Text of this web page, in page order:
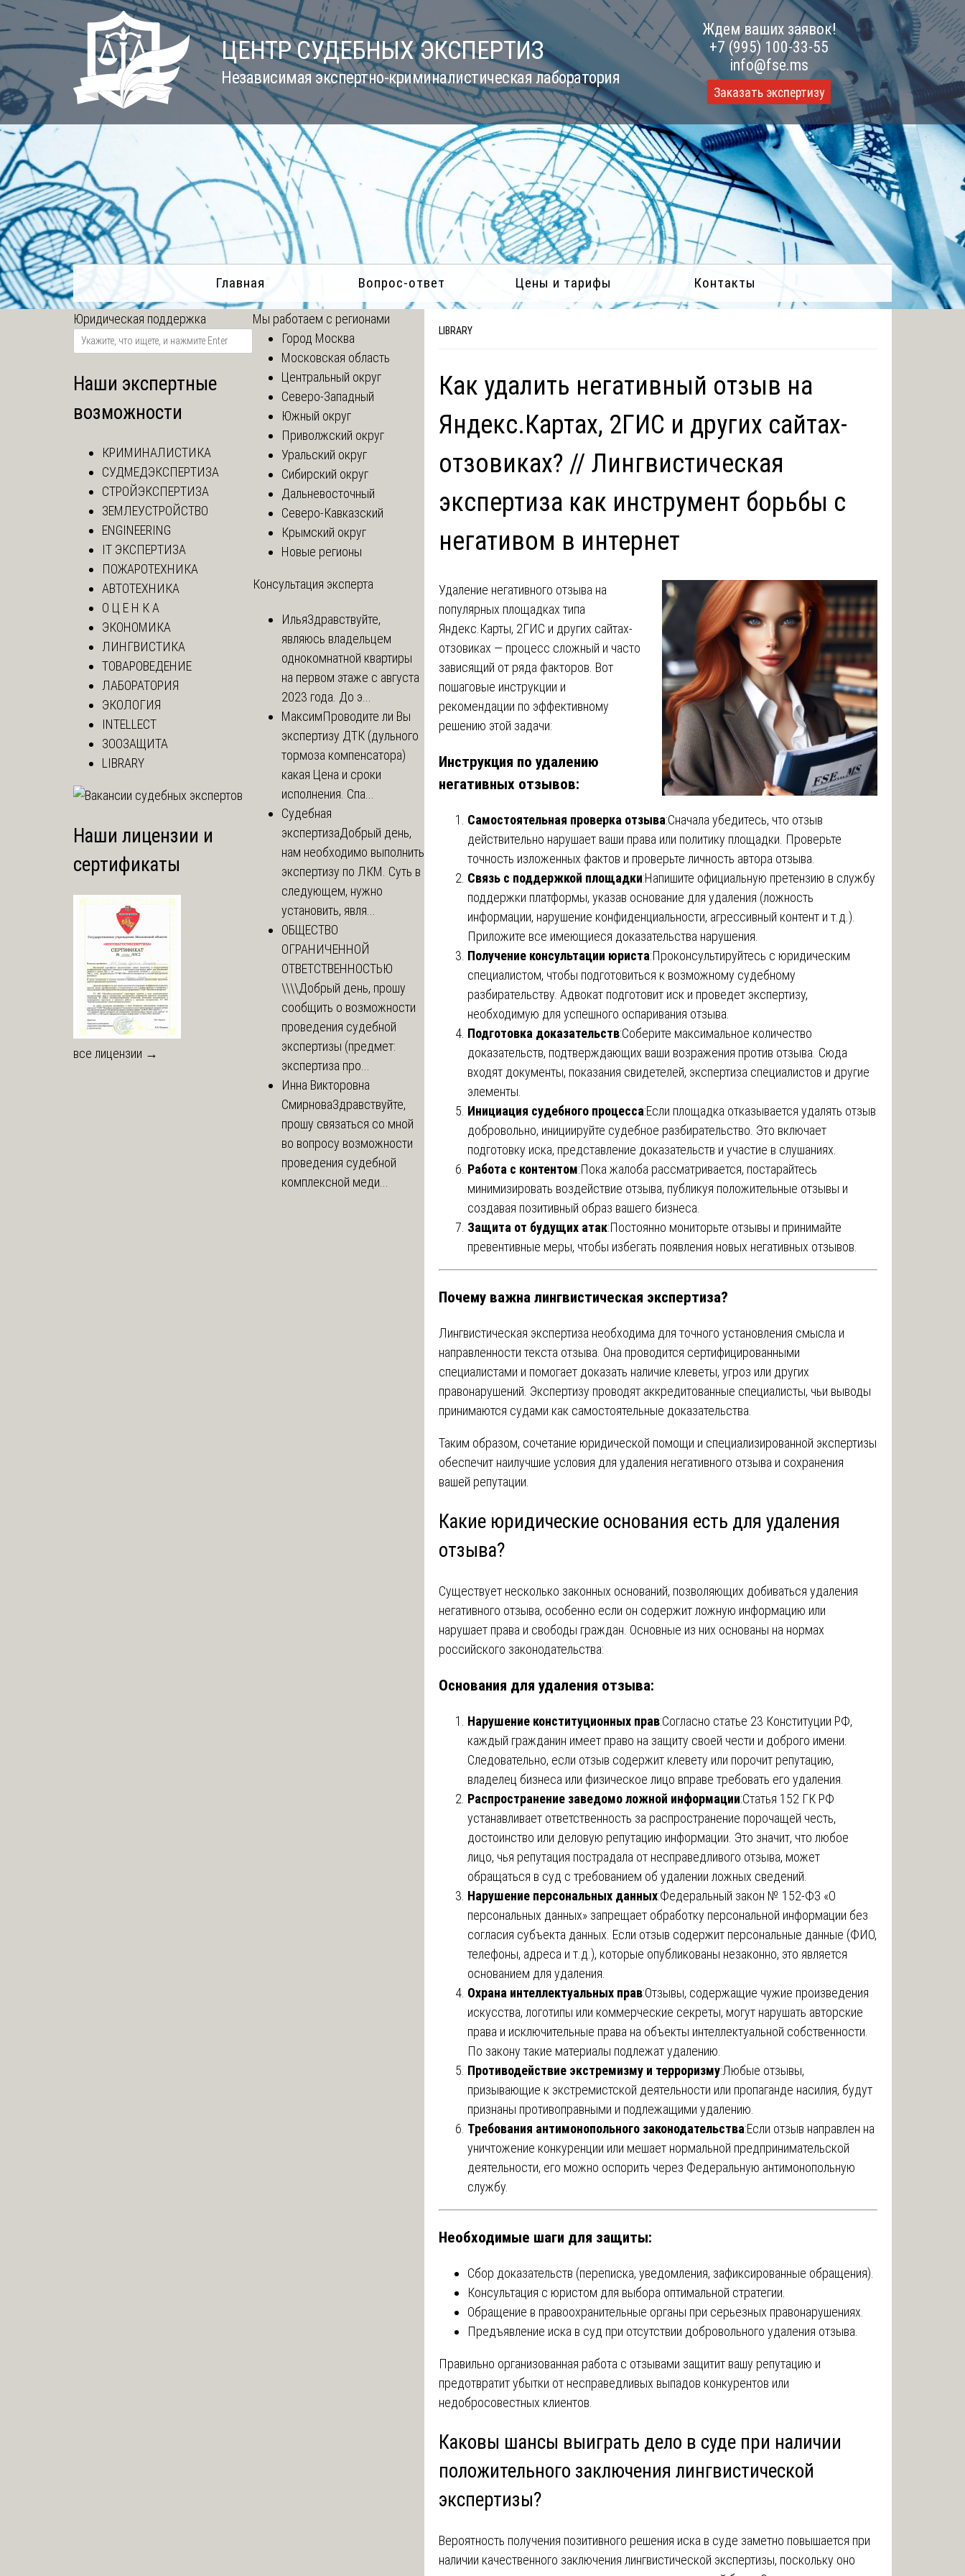
Skip
to
content
ЦЕНТР СУДЕБНЫХ ЭКСПЕРТИЗ
Независимая экспертно-криминалистическая лаборатория
Ждем ваших заявок!
+7 (995) 100-33-55
info@fse.ms
Заказать экспертизу
Главная Вопрос-ответ Цены и тарифы Контакты
LIBRARY
Как удалить негативный отзыв на
Яндекс.Картах, 2ГИС и других сайтах-
отзовиках? // Лингвистическая
экспертиза как инструмент борьбы с
негативом в интернет
Удаление негативного отзыва на
популярных площадках типа
Яндекс.Карты, 2ГИС и других сайтах-
отзовиках — процесс сложный и часто
зависящий от ряда факторов. Вот
пошаговые инструкции и
рекомендации по эффективному
решению этой задачи:
Инструкция по удалению
негативных отзывов:
Самостоятельная проверка отзыва:Сначала убедитесь, что отзыв
действительно нарушает ваши права или политику площадки. Проверьте
точность изложенных фактов и проверьте личность автора отзыва.
Связь с поддержкой площадки:Напишите официальную претензию в службу
поддержки платформы, указав основание для удаления (ложность
информации, нарушение конфиденциальности, агрессивный контент и т.д.).
Приложите все имеющиеся доказательства нарушения.
Получение консультации юриста:Проконсультируйтесь с юридическим
специалистом, чтобы подготовиться к возможному судебному
разбирательству. Адвокат подготовит иск и проведет экспертизу,
необходимую для успешного оспаривания отзыва.
Подготовка доказательств:Соберите максимальное количество
доказательств, подтверждающих ваши возражения против отзыва. Сюда
входят документы, показания свидетелей, экспертиза специалистов и другие
элементы.
Инициация судебного процесса:Если площадка отказывается удалять отзыв
добровольно, инициируйте судебное разбирательство. Это включает
подготовку иска, представление доказательств и участие в слушаниях.
Работа с контентом:Пока жалоба рассматривается, постарайтесь
минимизировать воздействие отзыва, публикуя положительные отзывы и
создавая позитивный образ вашего бизнеса.
Защита от будущих атак:Постоянно мониторьте отзывы и принимайте
превентивные меры, чтобы избегать появления новых негативных отзывов.
Почему важна лингвистическая экспертиза?
Лингвистическая экспертиза необходима для точного установления смысла и
направленности текста отзыва. Она проводится сертифицированными
специалистами и помогает доказать наличие клеветы, угроз или других
правонарушений. Экспертизу проводят аккредитованные специалисты, чьи выводы
принимаются судами как самостоятельные доказательства.
Таким образом, сочетание юридической помощи и специализированной экспертизы
обеспечит наилучшие условия для удаления негативного отзыва и сохранения
вашей репутации.
Какие юридические основания есть для удаления
отзыва?
Существует несколько законных оснований, позволяющих добиваться удаления
негативного отзыва, особенно если он содержит ложную информацию или
нарушает права и свободы граждан. Основные из них основаны на нормах
российского законодательства:
Основания для удаления отзыва:
Нарушение конституционных прав:Согласно статье 23 Конституции РФ,
каждый гражданин имеет право на защиту своей чести и доброго имени.
Следовательно, если отзыв содержит клевету или порочит репутацию,
владелец бизнеса или физическое лицо вправе требовать его удаления.
Распространение заведомо ложной информации:Статья 152 ГК РФ
устанавливает ответственность за распространение порочащей честь,
достоинство или деловую репутацию информации. Это значит, что любое
лицо, чья репутация пострадала от несправедливого отзыва, может
обращаться в суд с требованием об удалении ложных сведений.
Нарушение персональных данных:Федеральный закон № 152-ФЗ «О
персональных данных» запрещает обработку персональной информации без
согласия субъекта данных. Если отзыв содержит персональные данные (ФИО,
телефоны, адреса и т.д.), которые опубликованы незаконно, это является
основанием для удаления.
Охрана интеллектуальных прав:Отзывы, содержащие чужие произведения
искусства, логотипы или коммерческие секреты, могут нарушать авторские
права и исключительные права на объекты интеллектуальной собственности.
По закону такие материалы подлежат удалению.
Противодействие экстремизму и терроризму:Любые отзывы,
призывающие к экстремистской деятельности или пропаганде насилия, будут
признаны противоправными и подлежащими удалению.
Требования антимонопольного законодательства:Если отзыв направлен на
уничтожение конкуренции или мешает нормальной предпринимательской
деятельности, его можно оспорить через Федеральную антимонопольную
службу.
Необходимые шаги для защиты:
Сбор доказательств (переписка, уведомления, зафиксированные обращения).
Консультация с юристом для выбора оптимальной стратегии.
Обращение в правоохранительные органы при серьезных правонарушениях.
Предъявление иска в суд при отсутствии добровольного удаления отзыва.
Правильно организованная работа с отзывами защитит вашу репутацию и
предотвратит убытки от несправедливых выпадов конкурентов или
недобросовестных клиентов.
Каковы шансы выиграть дело в суде при наличии
положительного заключения лингвистической
экспертизы?
Вероятность получения позитивного решения иска в суде заметно повышается при
наличии качественного заключения лингвистической экспертизы, поскольку оно
Юридическая поддержка
Наши экспертные
возможности
КРИМИНАЛИСТИКА
СУДМЕДЭКСПЕРТИЗА
СТРОЙЭКСПЕРТИЗА
ЗЕМЛЕУСТРОЙСТВО
ENGINEERING
IT ЭКСПЕРТИЗА
ПОЖАРОТЕХНИКА
АВТОТЕХНИКА
О Ц Е Н К А
ЭКОНОМИКА
ЛИНГВИСТИКА
ТОВАРОВЕДЕНИЕ
ЛАБОРАТОРИЯ
ЭКОЛОГИЯ
INTELLECT
ЗООЗАЩИТА
LIBRARY
Наши лицензии и
сертификаты
все лицензии →
Мы работаем с регионами
Город Москва
Московская область
Центральный округ
Северо-Западный
Южный округ
Приволжский округ
Уральский округ
Сибирский округ
Дальневосточный
Северо-Кавказский
Крымский округ
Новые регионы
Консультация эксперта
ИльяЗдравствуйте,
являюсь владельцем
однокомнатной квартиры
на первом этаже с августа
2023 года. До э...
МаксимПроводите ли Вы
экспертизу ДТК (дульного
тормоза компенсатора)
какая Цена и сроки
исполнения. Спа...
Судебная
экспертизаДобрый день,
нам необходимо выполнить
экспертизу по ЛКМ. Суть в
следующем, нужно
установить, явля...
ОБЩЕСТВО
ОГРАНИЧЕННОЙ
ОТВЕТСТВЕННОСТЬЮ
\\\\Добрый день, прошу
сообщить о возможности
проведения судебной
экспертизы (предмет:
экспертиза про...
Инна Викторовна
СмирноваЗдравствуйте,
прошу связаться со мной
во вопросу возможности
проведения судебной
комплексной меди...